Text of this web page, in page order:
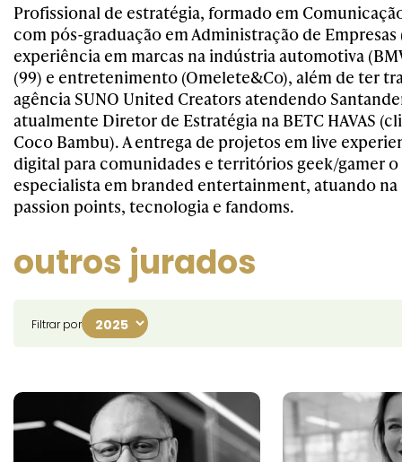
Profissional de estratégia, formado em
com pós-graduação em Administração de
experiência em marcas na indústria automotiva
(99) e entretenimento (Omelete&Co), além de ter
agência SUNO United Creators atendendo
atualmente Diretor de Estratégia na BETC HAVAS
Coco Bambu). A entrega de projetos em live
digital para comunidades e territórios geek/gamer
especialista em branded entertainment, atuando
passion points, tecnologia e fandoms.
outros jurados
Filtrar por